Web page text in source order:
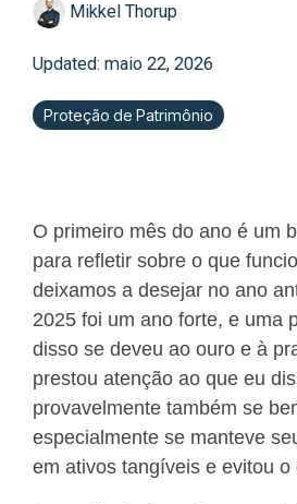
Mikkel Thorup
Updated: maio 22, 2026
Proteção de Patrimônio
O primeiro mês do ano é um
para refletir sobre o que
deixamos a desejar no ano
2025 foi um ano forte, e uma
disso se deveu ao ouro e à
prestou atenção ao que eu
provavelmente também se
especialmente se manteve
em ativos tangíveis e evitou o